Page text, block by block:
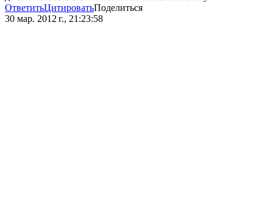
ОтветитьЦитироватьПоделиться
30 мар. 2012 г., 21:23:58